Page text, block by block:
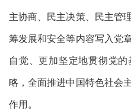
主协商、民主决策、民主管
筹发展和安全等内容写入党
自觉、更加坚定地贯彻党
略，全面推进中国特色社会
作用。